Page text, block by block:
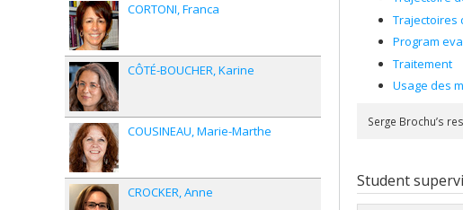
Trajectoires
Program
Traitement
Usage des
Serge Brochu’s
Student
CORTONI Franca
CÔTÉ-BOUCHER Karine
COUSINEAU Marie-Marthe
CROCKER Anne